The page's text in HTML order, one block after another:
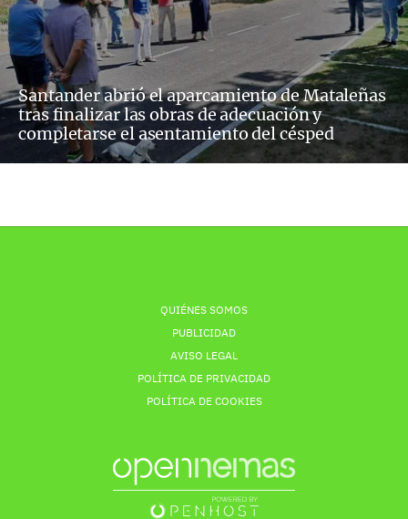
Santander abrió el aparcamiento de Mataleñas
tras finalizar las obras de adecuación y
completarse el asentamiento del césped
QUIÉNES SOMOS
PUBLICIDAD
AVISO LEGAL
POLÍTICA DE PRIVACIDAD
POLÍTICA DE COOKIES